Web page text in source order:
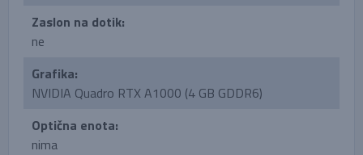
Zaslon na dotik:
ne
Grafika:
NVIDIA Quadro RTX A1000 (4 GB GDDR6)
Optična enota:
nima